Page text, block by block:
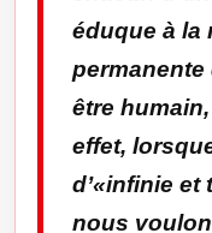
éduque à la
être
effet,
d’«infinie et
nous